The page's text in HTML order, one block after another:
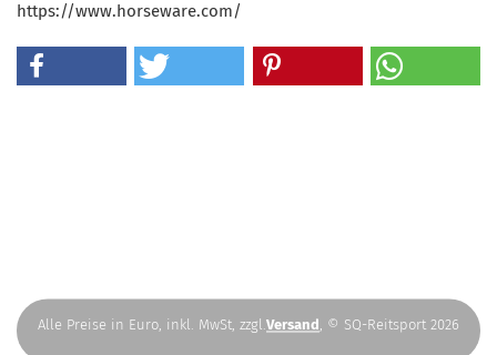
https://www.horseware.com/
Alle Preise in Euro, inkl. MwSt, zzgl.Versand, © SQ-Reitsport 2026